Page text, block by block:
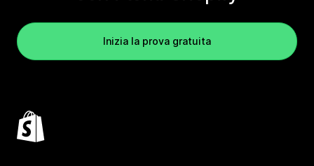
Inizia la prova gratuita